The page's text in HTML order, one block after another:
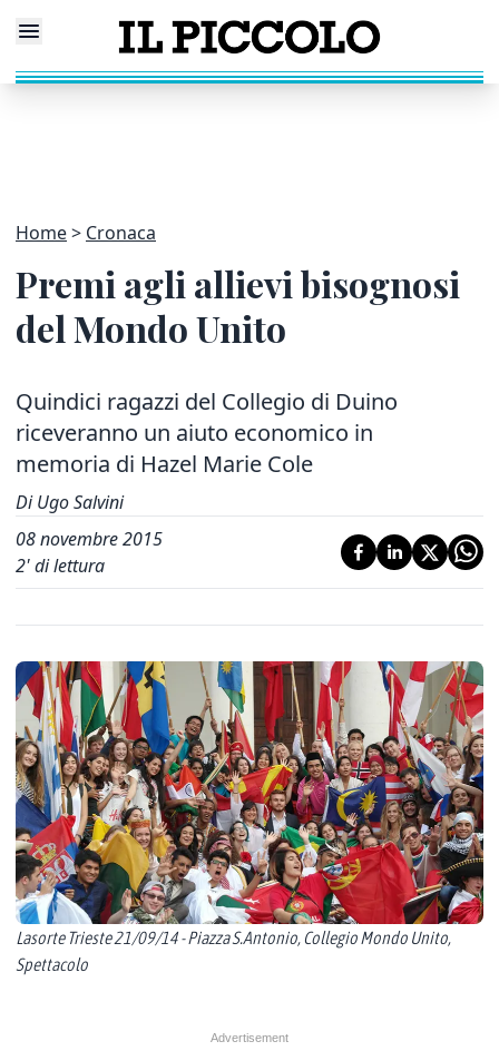
Home Cronaca
Premi agli allievi bisognosi
del Mondo Unito
Quindici ragazzi del Collegio di Duino
riceveranno un aiuto economico in
memoria di Hazel Marie Cole
Di Ugo Salvini
08 novembre 2015
2' di lettura
Lasorte Trieste 21/09/14 - Piazza S.Antonio, Collegio Mondo Unito,
Spettacolo